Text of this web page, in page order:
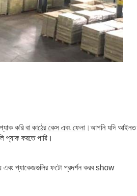
করিবা কাঠের কেস এবং ফেনা ।আপনি যদি আইনত
প্যাক করতে পারি।
প্যাকেজগুলির ফটো প্রদর্শন করব show